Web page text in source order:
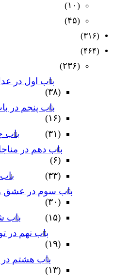
(۱۰)
(۴۵)
(۳۱۶)
(۴۶۴)
(۲۳۶)
باب اول در
(۳۸)
باب پنجم در
(۱۶)
باب
(۳۱)
باب دهم در
(۶)
(۳۳)
باب سوم در عشق
(۳۰)
باب
(۱۵)
باب نهم در
(۱۹)
باب هشتم
(۱۳)